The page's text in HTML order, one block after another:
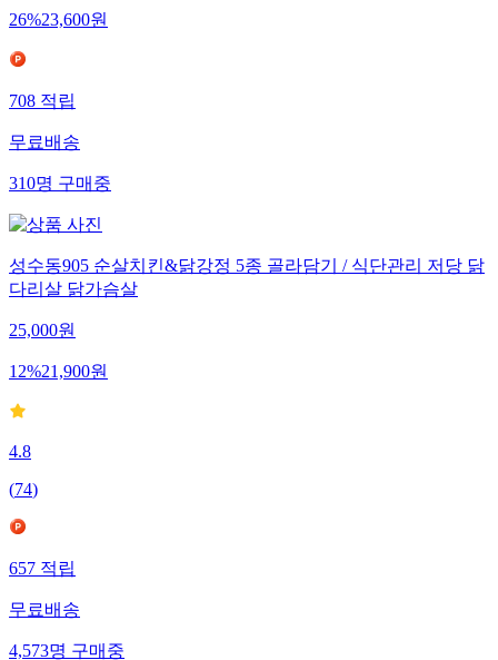
26%23,600원
708적립
무료배송
310명구매중
성수동905 순살치킨&닭강정 5종 골라담기 / 식단관리 저당 닭
다리살 닭가슴살
25,000원
12%21,900원
4.8
(74)
657적립
무료배송